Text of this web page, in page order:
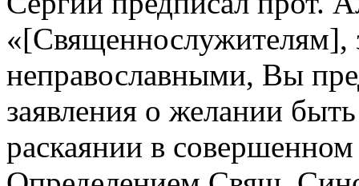
«[Священнослужителям],
неправославными, Вы
заявления о желании
раскаянии в